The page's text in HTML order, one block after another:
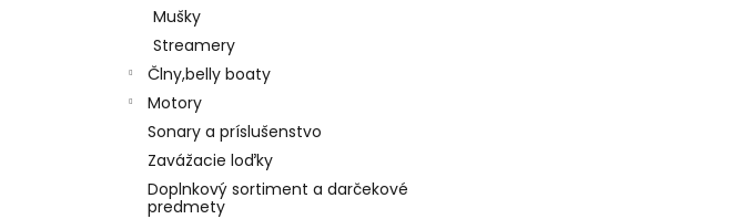
Mušky
Streamery
Člny,belly boaty
Motory
Sonary a príslušenstvo
Zavážacie loďky
Doplnkový sortiment a darčekové
predmety